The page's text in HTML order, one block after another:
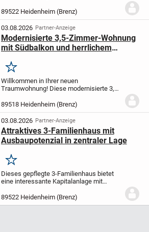
zentrale Lage und eignet sich ideal für
alle, die stadtnah wohnen möchten.Das...
89522 Heidenheim (Brenz)
03.08.2026 Partner-Anzeige
Modernisierte 3,5-Zimmer-Wohnung
mit Südbalkon und herrlichem
Merken
Willkommen in Ihrer neuen
Traumwohnung! Diese modernisierte 3,5-
der 11. Etage eines gepflegten
Mehrfamilienhauses und bietet Ihnen
eine harmonische Verbindung aus...
89518 Heidenheim (Brenz)
03.08.2026 Partner-Anzeige
Attraktives 3-Familienhaus mit
Ausbaupotenzial in zentraler Lage
Merken
Dieses gepflegte 3-Familienhaus bietet
eine interessante Kapitalanlage mit
Entwicklungspotenzial im Dachgeschoss.
Die Immobilie steht auf einem ca. 330 m²
89522 Heidenheim (Brenz)